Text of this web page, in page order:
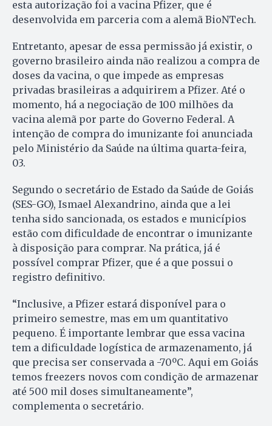
esta autorização foi a vacina Pfizer, que é
desenvolvida em parceria com a alemã BioNTech.
Entretanto, apesar de essa permissão já existir, o
governo brasileiro ainda não realizou a compra de
doses da vacina, o que impede as empresas
privadas brasileiras a adquirirem a Pfizer. Até o
momento, há a negociação de 100 milhões da
vacina alemã por parte do Governo Federal. A
intenção de compra do imunizante foi anunciada
pelo Ministério da Saúde na última quarta-feira,
03.
Segundo o secretário de Estado da Saúde de Goiás
(SES-GO), Ismael Alexandrino, ainda que a lei
tenha sido sancionada, os estados e municípios
estão com dificuldade de encontrar o imunizante
à disposição para comprar. Na prática, já é
possível comprar Pfizer, que é a que possui o
registro definitivo.
“Inclusive, a Pfizer estará disponível para o
primeiro semestre, mas em um quantitativo
pequeno. É importante lembrar que essa vacina
tem a dificuldade logística de armazenamento, já
que precisa ser conservada a -70ºC. Aqui em Goiás
temos freezers novos com condição de armazenar
até 500 mil doses simultaneamente”,
complementa o secretário.